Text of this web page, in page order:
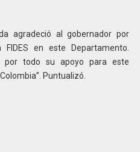
agradeció al gobernador por
en este Departamento.
por todo su apoyo para este
Puntualizó.